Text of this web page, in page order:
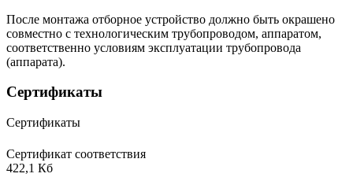
После монтажа отборное устройство должно быть окрашено
совместно с технологическим трубопроводом, аппаратом,
соответственно условиям эксплуатации трубопровода
(аппарата).
Сертификаты
Сертификаты
Сертификат соответствия
422,1 Кб